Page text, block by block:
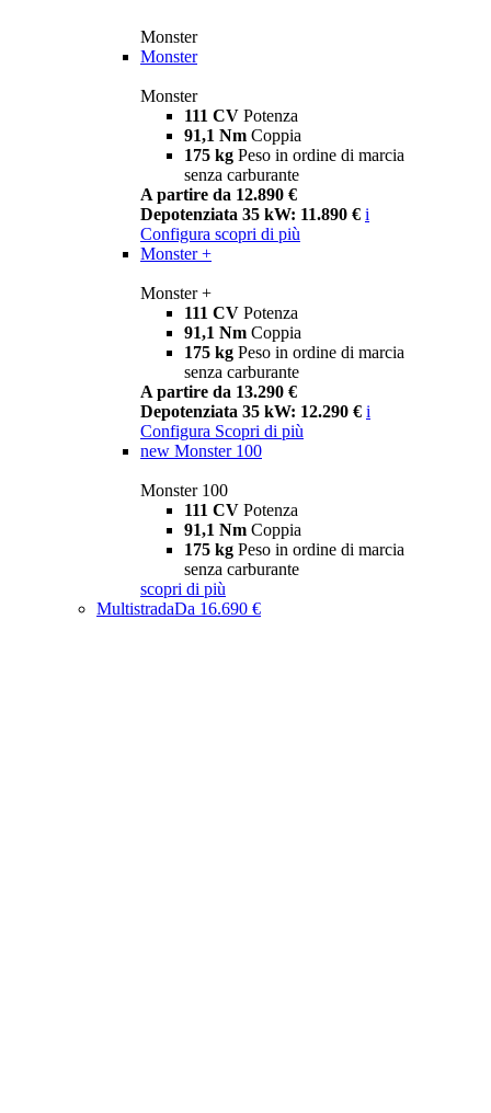
Monster
Monster
Monster
111 CV Potenza
91,1 Nm Coppia
175 kg Peso in ordine di marcia
senza carburante
A partire da 12.890 €
Depotenziata 35 kW: 11.890 € i
Configura scopri di più
Monster +
Monster +
111 CV Potenza
91,1 Nm Coppia
175 kg Peso in ordine di marcia
senza carburante
A partire da 13.290 €
Depotenziata 35 kW: 12.290 € i
Configura Scopri di più
new Monster 100
Monster 100
111 CV Potenza
91,1 Nm Coppia
175 kg Peso in ordine di marcia
senza carburante
scopri di più
MultistradaDa 16.690 €